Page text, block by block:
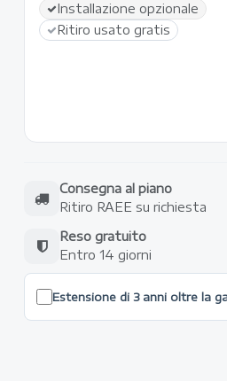
Installazione opzionale
Ritiro usato gratis
Consegna al piano
Ritiro RAEE su richiesta
Reso gratuito
Entro 14 giorni